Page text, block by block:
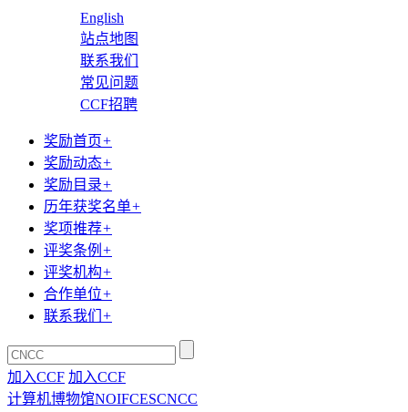
English
站点地图
联系我们
常见问题
CCF招聘
奖励首页+
奖励动态+
奖励目录+
历年获奖名单+
奖项推荐+
评奖条例 +
评奖机构+
合作单位+
联系我们 +
加入CCF 加入CCF
计算机博物馆NOIFCESCNCC